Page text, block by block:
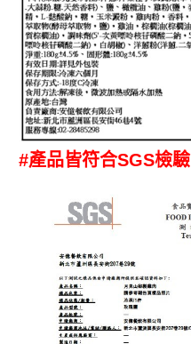
#產品皆符合SGS檢驗